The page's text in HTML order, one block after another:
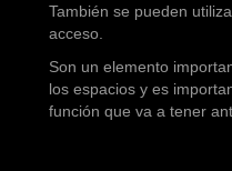
También se pueden
acceso.
Son un elemento
los espacios y es
función que va a tener